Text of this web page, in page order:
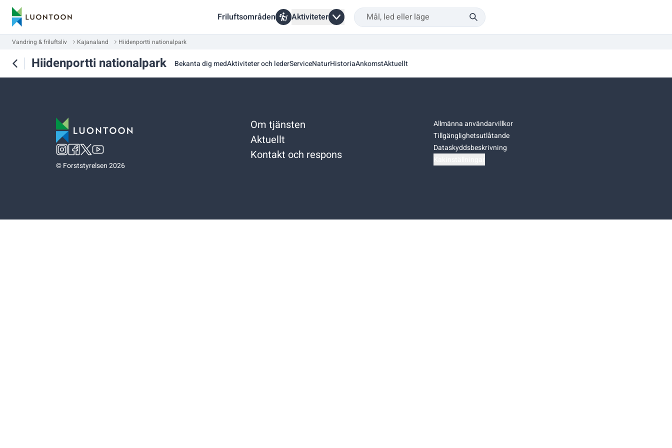
Friluftsområden Aktiviteter
Vandring & friluftsliv Kajanaland Hiidenportti nationalpark
Hiidenportti nationalpark Bekanta dig medAktiviteter och lederServiceNaturHistoriaAnkomstAktuellt
©Forststyrelsen 2026
Om tjänsten
Aktuellt
Kontakt och respons
Allmänna användarvillkor
Tillgänglighetsutlåtande
Dataskyddsbeskrivning